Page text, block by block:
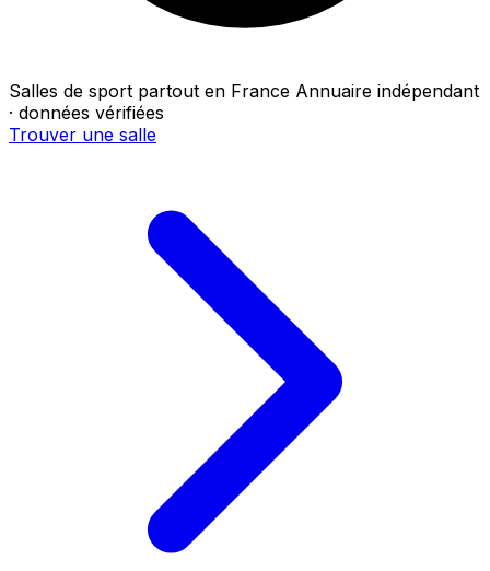
Salles de sport partout en France Annuaire indépendant
· données vérifiées
Trouver une salle